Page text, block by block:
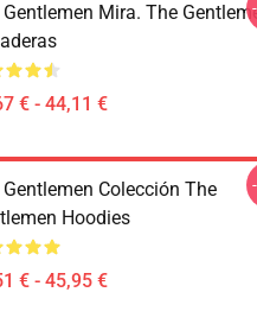
Mira. The
€ - 44,11 €
Colección The
Hoodies
€ - 45,95 €